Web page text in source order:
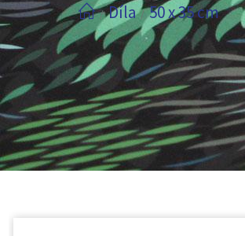
/ Díla / 50 x 35 cm